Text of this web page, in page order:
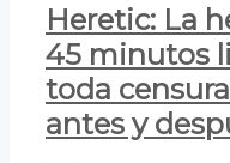
Heretic: La
45 minutos
toda
antes y